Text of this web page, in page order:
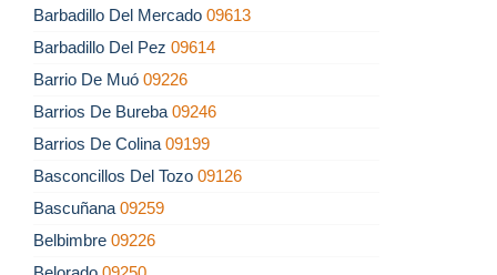
Barbadillo Del Mercado 09613
Barbadillo Del Pez 09614
Barrio De Muó 09226
Barrios De Bureba 09246
Barrios De Colina 09199
Basconcillos Del Tozo 09126
Bascuñana 09259
Belbimbre 09226